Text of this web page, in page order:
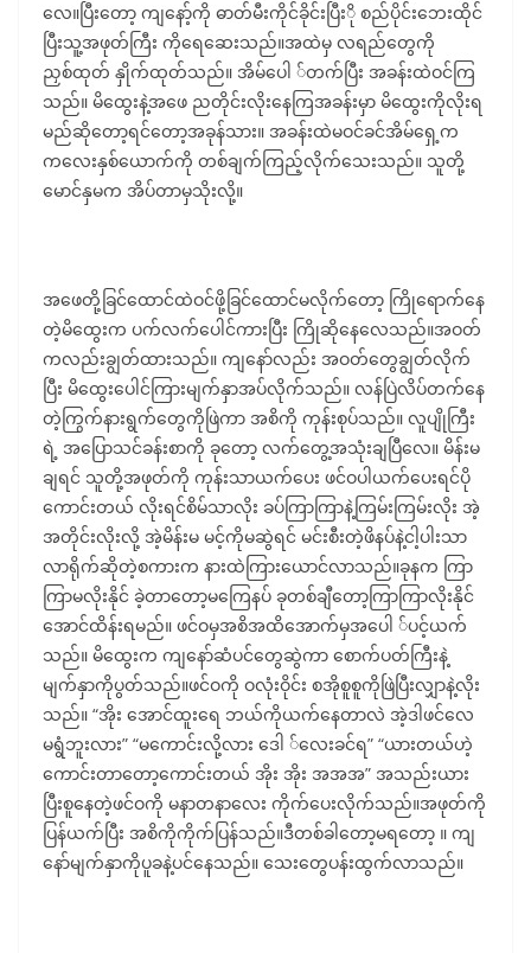
လေ။ပြီးတော့ ကျနော့်ကို ဓာတ်မီးကိုင်ခိုင်းပြီးို စည်ပိုင်းဘေးထိုင်
ပြီးသူ့အဖုတ်ကြီး ကိုရေဆေးသည်။အထဲမှ လရည်တွေကို
ညှစ်ထုတ် နှိုက်ထုတ်သည်။ အိမ်ပေါ ်တက်ပြီး အခန်းထဲဝင်ကြ
သည်။ မိထွေးနဲ့အဖေ ညတိုင်းလိုးနေကြအခန်းမှာ မိထွေးကိုလိုးရ
မည်ဆိုတော့ရင်တော့အခုန်သား။ အခန်းထဲမဝင်ခင်အိမ်ရှေ့က
ကလေးနှစ်ယောက်ကို တစ်ချက်ကြည့်လိုက်သေးသည်။ သူတို့
မောင်နှမက အိပ်တာမှသိုးလို့။
အဖေတို့ခြင်ထောင်ထဲဝင်ဖို့ခြင်ထောင်မလိုက်တော့ ကြိုရောက်နေ
တဲ့မိထွေးက ပက်လက်ပေါင်ကားပြီး ကြိုဆိုနေလေသည်။အဝတ်
ကလည်းချွတ်ထားသည်။ ကျနော်လည်း အဝတ်တွေချွတ်လိုက်
ပြီး မိထွေးပေါင်ကြားမျက်နှာအပ်လိုက်သည်။ လန်ပြဲလိပ်တက်နေ
တဲ့ကြွက်နားရွက်တွေကိုဖြဲကာ အစိကို ကုန်းစုပ်သည်။ လူပျိုကြီး
ရဲ့ အပြောသင်ခန်းစာကို ခုတော့ လက်တွေ့အသုံးချပြီလေ။ မိန်းမ
ချရင် သူတို့အဖုတ်ကို ကုန်းသာယက်ပေး ဖင်ဝပါယက်ပေးရင်ပို
ကောင်းတယ် လိုးရင်စိမ်သာလိုး ခပ်ကြာကြာနဲ့ကြမ်းကြမ်းလိုး အဲ့
အတိုင်းလိုးလို့ အဲ့မိန်းမ မင့်ကိုမဆွဲရင် မင်းစီးတဲ့ဖိနပ်နဲ့ငါ့ပါးသာ
လာရိုက်ဆိုတဲ့စကားက နားထဲကြားယောင်လာသည်။ခုနက ကြာ
ကြာမလိုးနိုင် ခဲ့တာတော့မကြေနပ် ခုတစ်ချီတော့ကြာကြာလိုးနိုင်
အောင်ထိန်းရမည်။ ဖင်ဝမှအစိအထိအောက်မှအပေါ ်ပင့်ယက်
သည်။ မိထွေးက ကျနော်ဆံပင်တွေဆွဲကာ စောက်ပတ်ကြီးနဲ့
မျက်နှာကိုပွတ်သည်။ဖင်ဝကို ဝလုံးဝိုင်း စအိုစူစူကိုဖြဲပြီးလျှာနဲ့လိုး
သည်။ “အိုး အောင်ထူးရေ ဘယ်ကိုယက်နေတာလဲ အဲ့ဒါဖင်လေ
မရွံဘူးလား” “မကောင်းလို့လား ဒေါ ်လေးခင်ရ” “ယားတယ်ဟဲ့
ကောင်းတာတော့ကောင်းတယ် အိုး အိုး အအအ” အသည်းယား
ပြီးစူနေတဲ့ဖင်ဝကို မနာတနာလေး ကိုက်ပေးလိုက်သည်။အဖုတ်ကို
ပြန်ယက်ပြီး အစိကိုကိုက်ပြန်သည်။ဒီတစ်ခါတော့မရတော့ ။ ကျ
နော်မျက်နှာကိုပူခနဲ့ပင်နေသည်။ သေးတွေပန်းထွက်လာသည်။